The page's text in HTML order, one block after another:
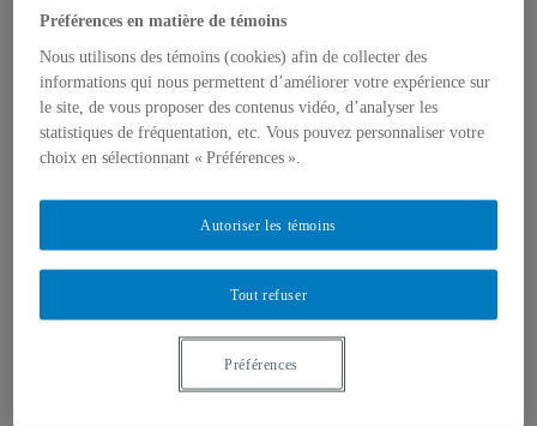
1er cycle
2e et 3e cycles
Écoles d’été
Recherche
Thématiques prioritaires de la recherche 2026-2031
Regroupements et infrastructures de recherche
Soutien et financement
Statut de chercheure, chercheur associé
Publications scientifiques
Soutien financier
1er cycle – Baccalauréat
2e cycle – Maîtrise
Les sciences humaines en tête et en fête
Préférences en matière de témoins
Nous utilisons des témoins (cookies) afin de collecter des
informations qui nous permettent d’améliorer votre expérience sur
le site, de vous proposer des contenus vidéo, d’analyser les
statistiques de fréquentation, etc. Vous pouvez personnaliser votre
choix en sélectionnant « Préférences ».
Tout refuser
Autoriser les témoins
Préférences